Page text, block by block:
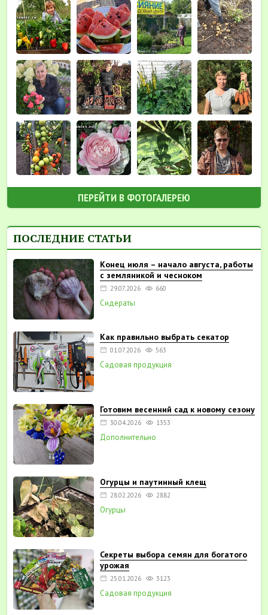
ПЕРЕЙТИ В ФОТОГАЛЕРЕЮ
ПОСЛЕДНИЕ СТАТЬИ
Конец июля – начало августа, работы
с земляникой и чесноком
29.07.2026 660
Сидераты
Как правильно выбрать секатор
01.07.2026 563
Садовая продукция
Готовим весенний сад к новому сезону
30.04.2026 1353
Дополнительно
Огурцы и паутинный клещ
28.02.2026 2882
Огурцы
Секреты выбора семян для богатого
урожая
25.01.2026 3123
Садовая продукция